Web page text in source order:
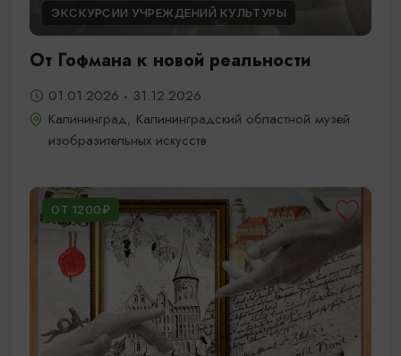
ЭКСКУРСИИ УЧРЕЖДЕНИЙ КУЛЬТУРЫ
От Гофмана к новой реальности
01.01.2026 - 31.12.2026
Калининград, Калининградский областной музей
изобразительных искусств
ОТ 1200₽